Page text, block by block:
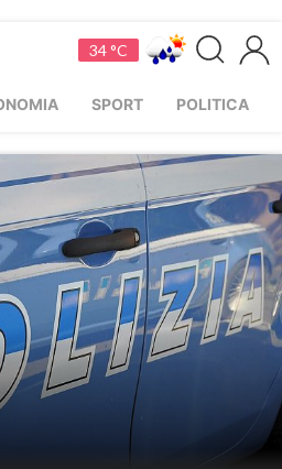
34 °C
SPORT POLITICA